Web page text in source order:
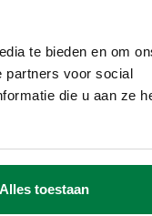
te bieden en om
partners voor social
die u aan ze
Alles toestaan